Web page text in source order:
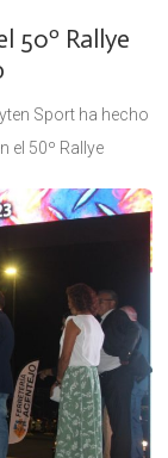
50º Rallye
Sport ha hecho
el 50º Rallye